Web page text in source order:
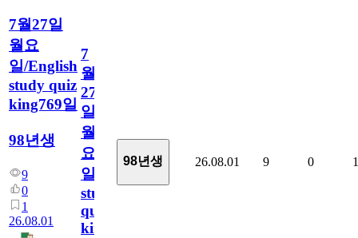
7월27일
월요
일/English
study quiz
king769일
98년생
9
0
1
26.08.01
7
월
27
일
월
요
일/English
study
quiz
king769
98년생 26.08.01 9 0 1